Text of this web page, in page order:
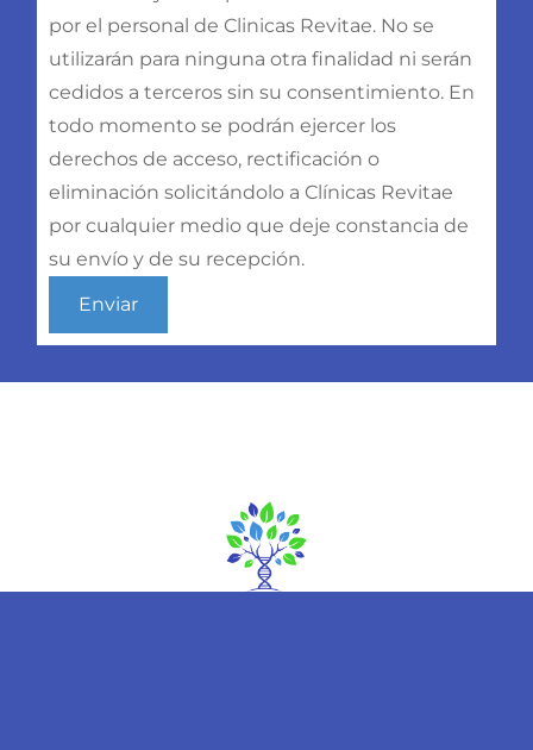
por el personal de Clinicas Revitae. No se
utilizarán para ninguna otra finalidad ni serán
cedidos a terceros sin su consentimiento. En
todo momento se podrán ejercer los
derechos de acceso, rectificación o
eliminación solicitándolo a Clínicas Revitae
por cualquier medio que deje constancia de
su envío y de su recepción.